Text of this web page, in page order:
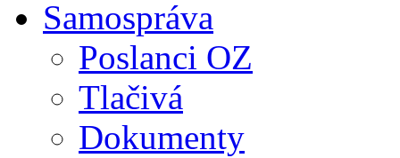
Samospráva
Poslanci OZ
Tlačivá
Dokumenty